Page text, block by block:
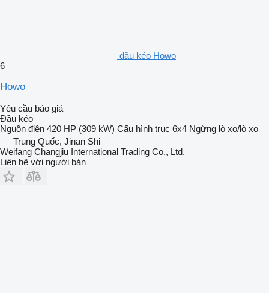
đầu kéo Howo
6
Howo
Yêu cầu báo giá
Đầu kéo
Nguồn điện 420 HP (309 kW) Cấu hình trục 6x4 Ngừng lò xo/lò xo
Trung Quốc, Jinan Shi
Weifang Changjiu International Trading Co., Ltd.
Liên hệ với người bán